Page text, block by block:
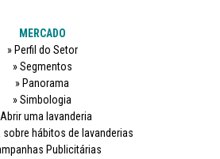
MERCADO
Perfil do Setor
Segmentos
Panorama
Simbologia
Abrir uma lavanderia
sobre hábitos de lavanderias
Publicitárias